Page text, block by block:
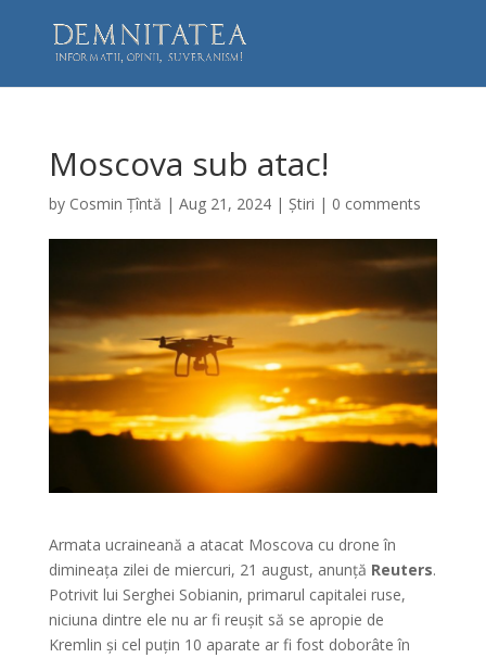
Moscova sub atac!
by Cosmin Țîntă | Aug 21, 2024| Știri | 0 comments
Armata ucraineană a atacat Moscova cu drone în
dimineața zilei de miercuri, 21 august, anunță Reuters.
Potrivit lui Serghei Sobianin, primarul capitalei ruse,
niciuna dintre ele nu ar fi reușit să se apropie de
Kremlin și cel puțin 10 aparate ar fi fost doborâte în